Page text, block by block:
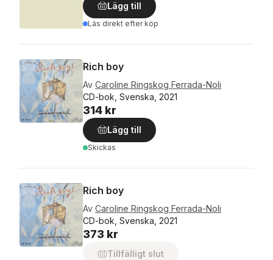
Lägg till
Läs direkt efter köp
Rich boy
Av Caroline Ringskog Ferrada-Noli
CD-bok, Svenska, 2021
314 kr
Lägg till
Skickas
Rich boy
Av Caroline Ringskog Ferrada-Noli
CD-bok, Svenska, 2021
373 kr
Tillfälligt slut